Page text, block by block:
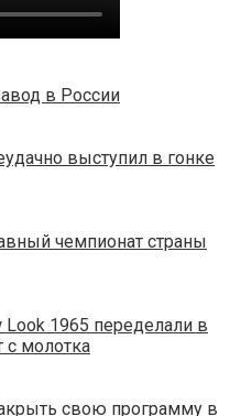
в России
выступил в гонке
чемпионат страны
Look 1965 переделали в
с молотка
свою программу в